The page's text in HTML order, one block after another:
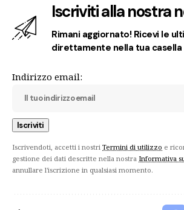
Iscriviti alla nostra
Rimani aggiornato! Ricevi le
direttamente nella tua casella
Indirizzo email:
Iscrivendoti, accetti i nostri Termini di utilizzo e
gestione dei dati descritte nella nostra Informativa
annullare l'iscrizione in qualsiasi momento.